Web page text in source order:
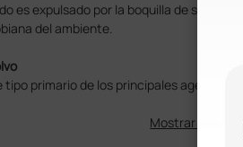
es expulsado por la boquilla de salida,
del ambiente.
tipo primario de los principales agentes de
Mostrar más